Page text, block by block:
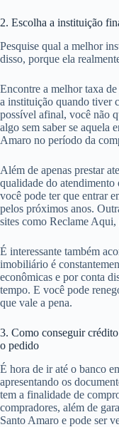
2. Escolha a instituição
Pesquise qual a melhor
disso, porque ela
Encontre a melhor taxa
a instituição quando tiver
possível afinal, você não
algo sem saber se aquela
Amaro no período da
Além de apenas prestar
qualidade do
você pode ter que entrar
pelos próximos anos.
sites como Reclame
É interessante também
imobiliário é
econômicas e por conta
tempo. E você pode
que vale a pena.
3. Como conseguir
o pedido
É hora de ir até o banco
apresentando os
tem a finalidade de
compradores, além de
Santo Amaro e pode ser